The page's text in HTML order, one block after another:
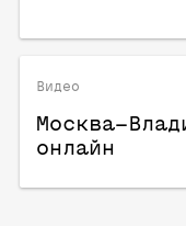
Видео
онлайн